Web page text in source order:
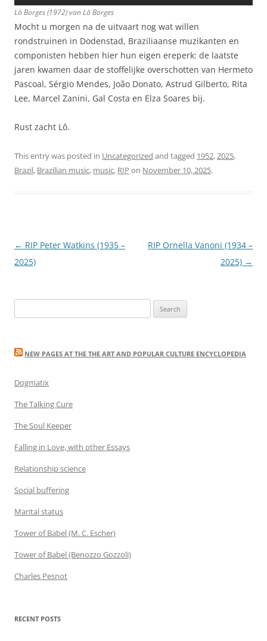
Lô Borges (1972) van Lô Borges
Mocht u morgen na de uitvaart nog wat willen
rondstruinen in Dodenstad, Braziliaanse muzikanten en
componisten hebben hier hun eigen ereperk: de laatste
jaren kwamen daar de stoffelijke overschotten van Hermeto
Pascoal, Sérgio Mendes, João Donato, Astrud Gilberto, Rita
Lee, Marcel Zanini, Gal Costa en Elza Soares bij.
Rust zacht Lô.
This entry was posted in Uncategorized and tagged 1952,2025,
Brazil, Brazilian music, music, RIP on November 10, 2025.
Post
navigation
← RIP Peter Watkins (1935 –
2025)
RIP Ornella Vanoni (1934 –
2025) →
for:
NEW PAGES AT THE THE ART AND POPULAR CULTURE ENCYCLOPEDIA
Dogmatix
The Talking Cure
The Soul Keeper
Falling in Love, with other Essays
Relationship science
Social buffering
Marital status
Tower of Babel (M. C. Escher)
Tower of Babel (Benozzo Gozzoli)
Charles Pesnot
RECENT POSTS